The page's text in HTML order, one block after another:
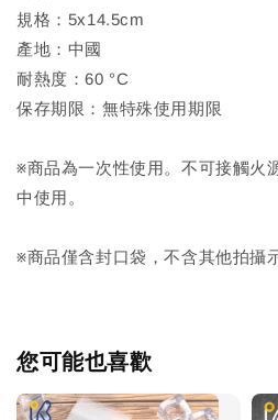
規格：5x14.5cm
產地：中國
耐熱度：60 °C
保存期限：無特殊使用期限
※商品為一次性使用。不可接觸火
中使用。
※商品僅含封口袋，不含其他拍攝
您可能也喜歡